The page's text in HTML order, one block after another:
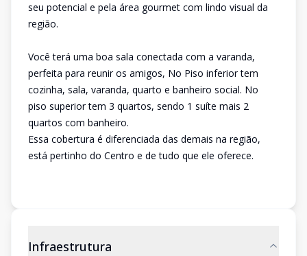
seu potencial e pela área gourmet com lindo visual da
região.
Você terá uma boa sala conectada com a varanda,
perfeita para reunir os amigos, No Piso inferior tem
cozinha, sala, varanda, quarto e banheiro social. No
piso superior tem 3 quartos, sendo 1 suíte mais 2
quartos com banheiro.
Essa cobertura é diferenciada das demais na região,
está pertinho do Centro e de tudo que ele oferece.
Infraestrutura